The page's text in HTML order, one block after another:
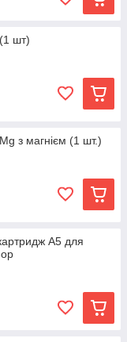
шт)
з магнієм (1 шт.)
A5 для